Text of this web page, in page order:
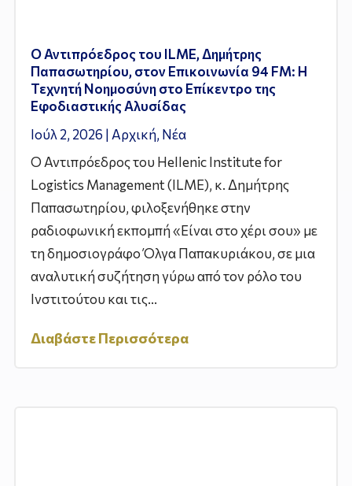
Ο Αντιπρόεδρος του ILME, Δημήτρης
Παπασωτηρίου, στον Επικοινωνία 94 FM: Η
Τεχνητή Νοημοσύνη στο Επίκεντρο της
Εφοδιαστικής Αλυσίδας
Ιούλ 2, 2026 | Αρχική, Νέα
Ο Αντιπρόεδρος του Hellenic Institute for
Logistics Management (ILME), κ. Δημήτρης
Παπασωτηρίου, φιλοξενήθηκε στην
ραδιοφωνική εκπομπή «Είναι στο χέρι σου» με
τη δημοσιογράφο Όλγα Παπακυριάκου, σε μια
αναλυτική συζήτηση γύρω από τον ρόλο του
Ινστιτούτου και τις...
Διαβάστε Περισσότερα